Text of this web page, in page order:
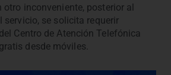
otro inconveniente, posterior al
servicio, se solicita requerir
Centro de Atención Telefónica
desde móviles.